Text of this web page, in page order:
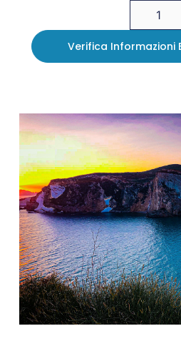
Verifica Informazioni